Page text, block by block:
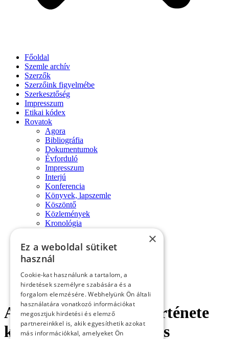
Főoldal
Szemle archív
Szerzők
Szerzőink figyelmébe
Szerkesztőség
Impresszum
Etikai kódex
Rovatok
Agora
Bibliográfia
Dokumentumok
Évforduló
Impresszum
Interjú
Konferencia
Könyvek, lapszemle
Köszöntő
Közlemények
Kronológia
Nekrológ
Oral History
Pályakép
Repertórium
Tanulmányok
Adalékok az Erdély története
könyv keletkezéséhez és
×
Ez a weboldal sütiket
használ
Cookie-kat használunk a tartalom, a
hirdetések személyre szabására és a
forgalom elemzésére. Webhelyünk Ön általi
használatára vonatkozó információkat
megosztjuk hirdetési és elemző
partnereinkkel is, akik egyesíthetik azokat
más információkkal, amelyeket Ön